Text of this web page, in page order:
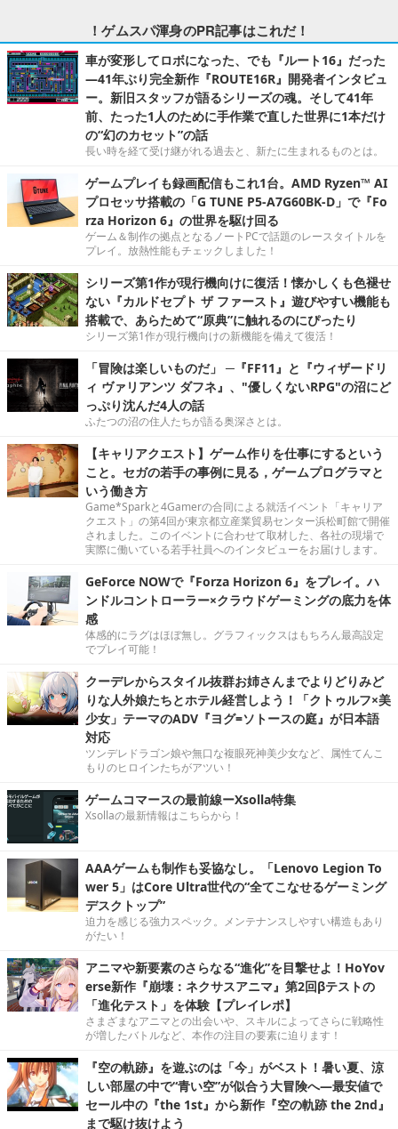
！ゲムスパ渾身のPR記事はこれだ！
車が変形してロボになった、でも『ルート16』だった
―41年ぶり完全新作『ROUTE16R』開発者インタビュ
ー。新旧スタッフが語るシリーズの魂。そして41年
前、たった1人のために手作業で直した世界に1本だけ
の“幻のカセット”の話
長い時を経て受け継がれる過去と、新たに生まれるものとは。
ゲームプレイも録画配信もこれ1台。AMD Ryzen™ AI
プロセッサ搭載の「G TUNE P5-A7G60BK-D」で『Fo
rza Horizon 6』の世界を駆け回る
ゲーム＆制作の拠点となるノートPCで話題のレースタイトルを
プレイ。放熱性能もチェックしました！
シリーズ第1作が現行機向けに復活！懐かしくも色褪せ
ない『カルドセプト ザ ファースト』遊びやすい機能も
搭載で、あらためて“原典”に触れるのにぴったり
シリーズ第1作が現行機向けの新機能を備えて復活！
「冒険は楽しいものだ」 ─『FF11』と『ウィザードリ
ィ ヴァリアンツ ダフネ』、"優しくないRPG"の沼にど
っぷり沈んだ4人の話
ふたつの沼の住人たちが語る奥深さとは。
【キャリアクエスト】ゲーム作りを仕事にするという
こと。セガの若手の事例に見る，ゲームプログラマと
いう働き方
Game*Sparkと4Gamerの合同による就活イベント「キャリア
クエスト」の第4回が東京都立産業貿易センター浜松町館で開催
されました。このイベントに合わせて取材した、各社の現場で
実際に働いている若手社員へのインタビューをお届けします。
GeForce NOWで『Forza Horizon 6』をプレイ。ハ
ンドルコントローラー×クラウドゲーミングの底力を体
感
体感的にラグはほぼ無し。グラフィックスはもちろん最高設定
でプレイ可能！
クーデレからスタイル抜群お姉さんまでよりどりみど
りな人外娘たちとホテル経営しよう！「クトゥルフ×美
少女」テーマのADV『ヨグ=ソトースの庭』が日本語
対応
ツンデレドラゴン娘や無口な複眼死神美少女など、属性てんこ
もりのヒロインたちがアツい！
ゲームコマースの最前線ーXsolla特集
Xsollaの最新情報はこちらから！
AAAゲームも制作も妥協なし。「Lenovo Legion To
wer 5」はCore Ultra世代の“全てこなせるゲーミング
デスクトップ”
迫力を感じる強力スペック。メンテナンスしやすい構造もあり
がたい！
アニマや新要素のさらなる“進化”を目撃せよ！HoYov
erse新作『崩壊：ネクサスアニマ』第2回βテストの
「進化テスト」を体験【プレイレポ】
さまざまなアニマとの出会いや、スキルによってさらに戦略性
が増したバトルなど、本作の注目の要素に迫ります！
『空の軌跡』を遊ぶのは「今」がベスト！暑い夏、涼
しい部屋の中で“青い空”が似合う大冒険へ―最安値で
セール中の『the 1st』から新作『空の軌跡 the 2nd』
まで駆け抜けよう